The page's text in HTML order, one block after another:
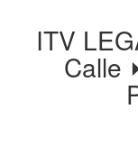
ITV
Calle